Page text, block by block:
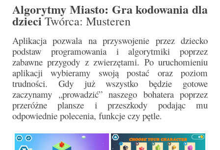
Wspólnoty parafialne
Katecheza parafialna
Niezbędnik Katolika
Kaplica Adoracji
Pracownicy
e-Katolik
Nabożeństwa
Algorytmy Miasto: Gra kodowania dla
dzieciTwórca: Musteren
Aplikacja pozwala na przyswojenie przez dziecko
podstaw programowania i algorytmiki poprzez
zabawne przygody z zwierzętami. Po uruchomieniu
aplikacji wybieramy swoją postać oraz poziom
trudności. Gdy już wszystko będzie gotowe
zaczynamy „prowadzić” naszego bohatera poprzez
przeróżne plansze i przeszkody podając mu
odpowiednie polecenia, funkcje czy pętle.